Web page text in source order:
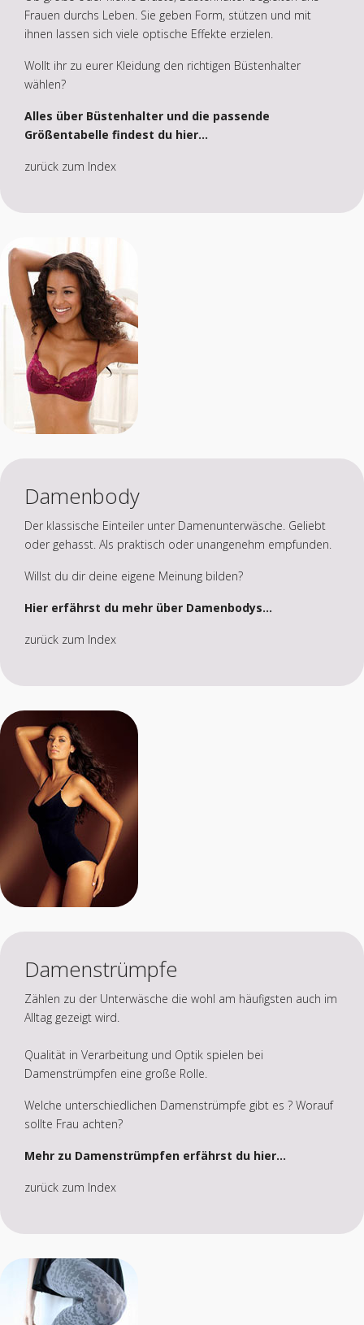
Frauen durchs Leben. Sie geben Form, stützen und mit
ihnen lassen sich viele optische Effekte erzielen.
Wollt ihr zu eurer Kleidung den richtigen Büstenhalter
wählen?
Alles über Büstenhalter und die passende
Größentabelle findest du hier...
zurück zum Index
Damenbody
Der klassische Einteiler unter Damenunterwäsche. Geliebt
oder gehasst. Als praktisch oder unangenehm empfunden.
Willst du dir deine eigene Meinung bilden?
Hier erfährst du mehr über Damenbodys...
zurück zum Index
Damenstrümpfe
Zählen zu der Unterwäsche die wohl am häufigsten auch im
Alltag gezeigt wird.
Qualität in Verarbeitung und Optik spielen bei
Damenstrümpfen eine große Rolle.
Welche unterschiedlichen Damenstrümpfe gibt es ? Worauf
sollte Frau achten?
Mehr zu Damenstrümpfen erfährst du hier...
zurück zum Index